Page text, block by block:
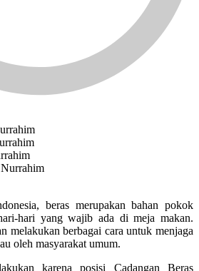
beras merupakan bahan pokok
hari yang wajib ada di meja makan.
melakukan berbagai cara untuk menjaga
oleh masyarakat umum.
karena posisi Cadangan Beras